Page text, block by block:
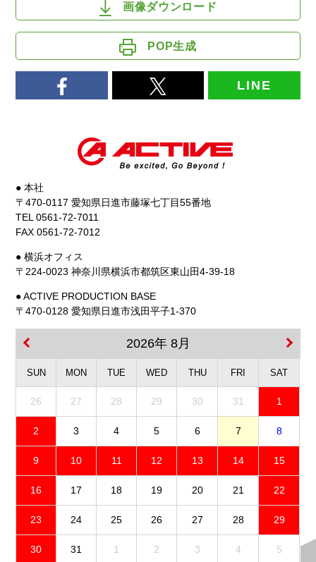
画像ダウンロード
POP生成
LINE
● 本社
〒470-0117 愛知県日進市藤塚七丁目55番地
TEL 0561-72-7011
FAX 0561-72-7012
● 横浜オフィス
〒224-0023 神奈川県横浜市都筑区東山田4-39-18
● ACTIVE PRODUCTION BASE
〒470-0128 愛知県日進市浅田平子1-370
2026年 8月
SUN MON TUE WED THU FRI SAT
26 27 28 29 30 31 1
2 3 4 5 6 7 8
9 10 11 12 13 14 15
16 17 18 19 20 21 22
23 24 25 26 27 28 29
30 31 1 2 3 4 5